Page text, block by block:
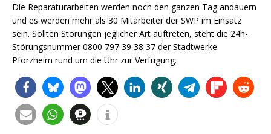
Die Reparaturarbeiten werden noch den ganzen Tag andauern
und es werden mehr als 30 Mitarbeiter der SWP im Einsatz
sein. Sollten Störungen jeglicher Art auftreten, steht die 24h-
Störungsnummer 0800 797 39 38 37 der Stadtwerke
Pforzheim rund um die Uhr zur Verfügung.